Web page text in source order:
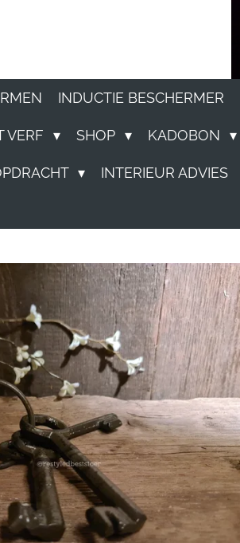
INDUCTIE BESCHERMER
VERF SHOP KADOBON
INTERIEUR ADVIES